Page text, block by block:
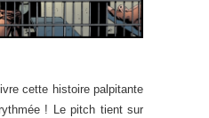
cette histoire palpitante
! Le pitch tient sur